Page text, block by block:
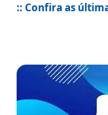
:: Confira as